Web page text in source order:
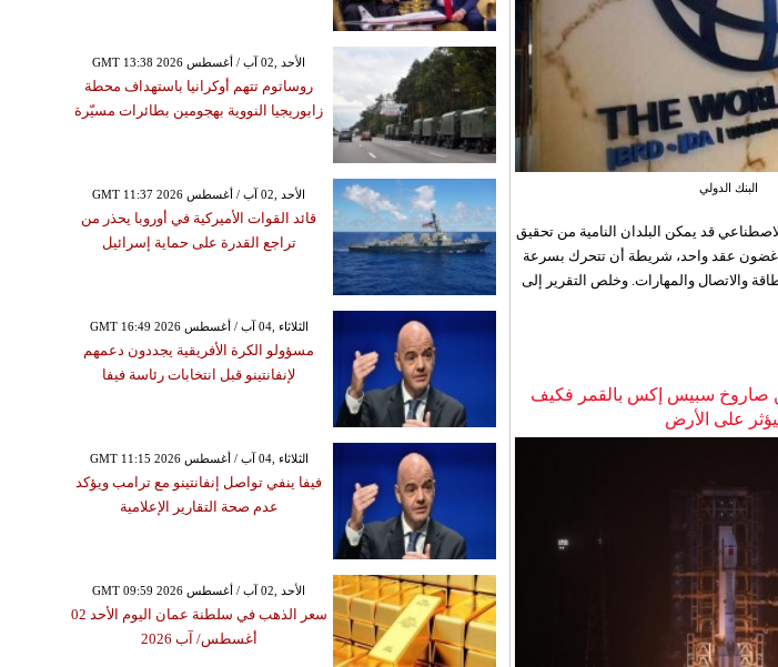
البنك الدولي
قد يمكن البلدان النامية من تحقيق
غضون عقد واحد، شريطة أن تتحرك بسرعة
والاتصال والمهارات. وخلص التقرير إلى
صاروخ سبيس إكس بالقمر فكيف
على الأرض
GMT 13:38 2026 الأحد ,02 آب / أغسطس
روساتوم تتهم أوكرانيا باستهداف محطة
زابوريجيا النووية بهجومين بطائرات مسيّرة
GMT 11:37 2026 الأحد ,02 آب / أغسطس
قائد القوات الأميركية في أوروبا يحذر من
تراجع القدرة على حماية إسرائيل
GMT 16:49 2026 الثلاثاء ,04 آب / أغسطس
مسؤولو الكرة الأفريقية يجددون دعمهم
لإنفانتينو قبل انتخابات رئاسة فيفا
GMT 11:15 2026 الثلاثاء ,04 آب / أغسطس
فيفا ينفي تواصل إنفانتينو مع ترامب ويؤكد
عدم صحة التقارير الإعلامية
GMT 09:59 2026 الأحد ,02 آب / أغسطس
سعر الذهب في سلطنة عمان اليوم الأحد 02
أغسطس/ آب 2026